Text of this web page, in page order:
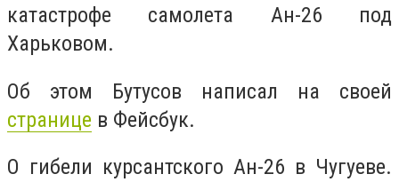
катастрофе самолета Ан-26 под
Харьковом.
Об этом Бутусов написал на своей
странице в Фейсбук.
О гибели курсантского Ан-26 в Чугуеве.